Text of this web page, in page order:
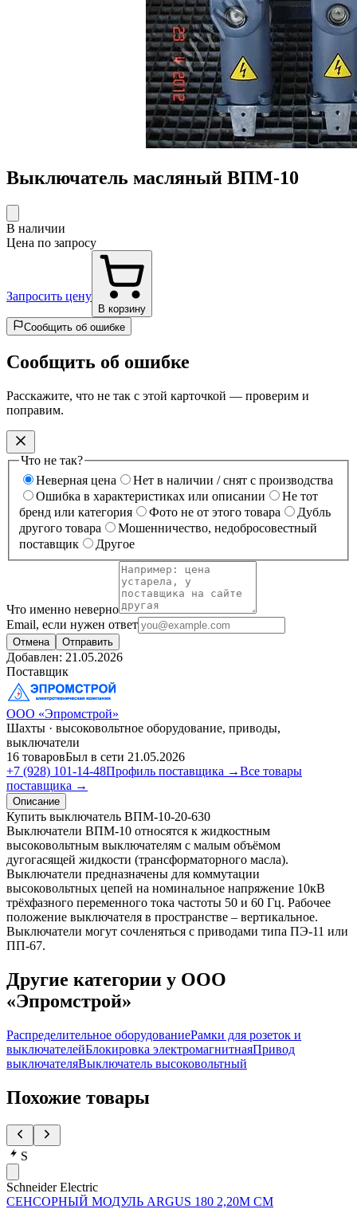
Выключатель масляный ВПМ-10
В наличии
Цена по запросу
Запросить цену
В корзину
Сообщить об ошибке
Сообщить об ошибке
Расскажите, что не так с этой карточкой — проверим и
поправим.
Что не так?
Неверная цена
Нет в наличии / снят с производства
Ошибка в характеристиках или описании
Не тот
бренд или категория
Фото не от этого товара
Дубль
другого товара
Мошенничество, недобросовестный
поставщик
Другое
Что именно неверно
Email, если нужен ответ
Отмена Отправить
Добавлен: 21.05.2026
Поставщик
ООО «Эпромстрой»
Шахты · высоковольтное оборудование, приводы,
выключатели
16 товаровБыл в сети 21.05.2026
+7 (928) 101-14-48Профиль поставщика →Все товары
поставщика →
Описание
Купить выключатель ВПМ-10-20-630
Выключатели ВПМ-10 относятся к жидкостным
высоковольтным выключателям с малым объёмом
дугогасящей жидкости (трансформаторного масла).
Выключатели предназначены для коммутации
высоковольтных цепей на номинальное напряжение 10кВ
трёхфазного переменного тока частоты 50 и 60 Гц. Рабочее
положение выключателя в пространстве – вертикальное.
Выключатели могут сочленяться с приводами типа ПЭ-11 или
ПП-67.
Другие категории у ООО
«Эпромстрой»
Распределительное оборудованиеРамки для розеток и
выключателейБлокировка электромагнитнаяПривод
выключателяВыключатель высоковольтный
Похожие товары
S
Schneider Electric
СЕНСОРНЫЙ МОДУЛЬ ARGUS 180 2,20М СМ